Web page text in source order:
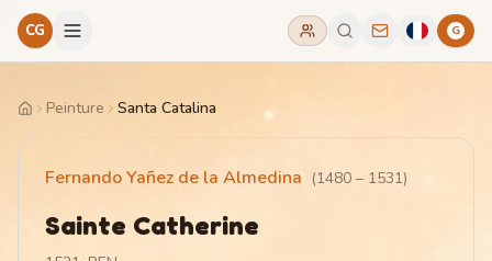
CG G
HomePeinture Santa Catalina
Fernando Yañez de la Almedina (1480 – 1531)
Sainte Catherine